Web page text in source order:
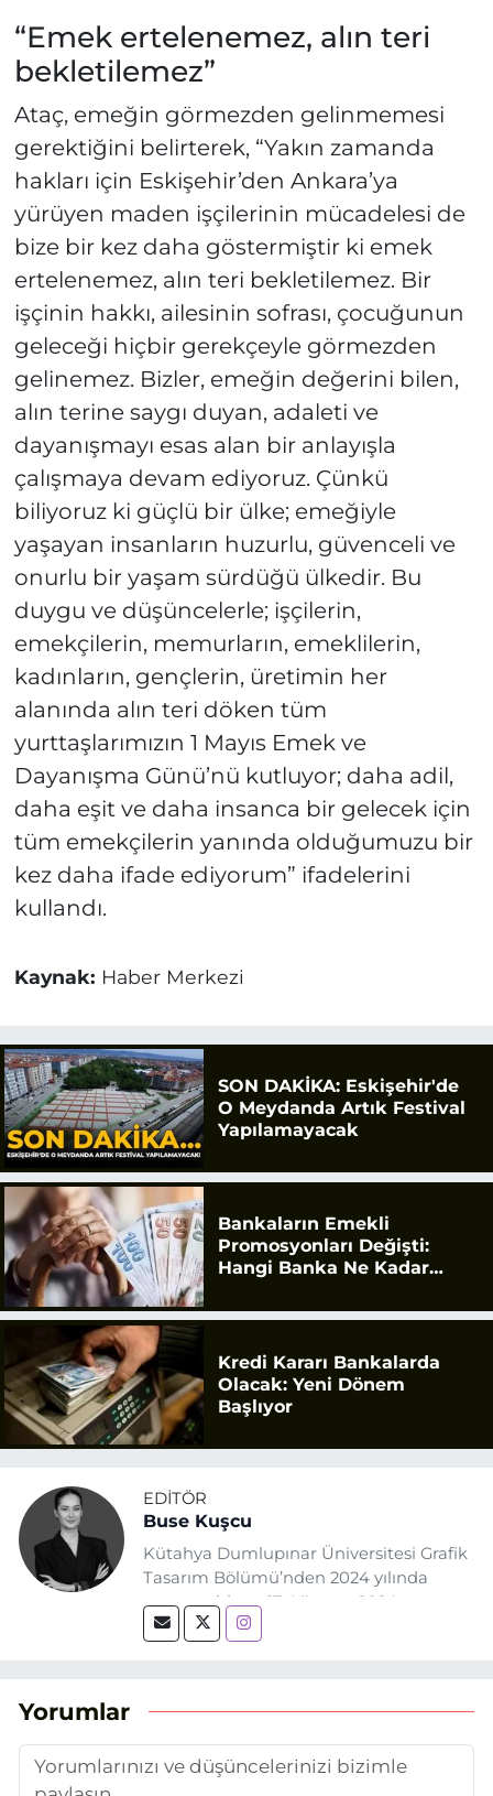
“Emek ertelenemez, alın teri
bekletilemez”
Ataç, emeğin görmezden gelinmemesi
gerektiğini belirterek, “Yakın zamanda
hakları için Eskişehir’den Ankara’ya
yürüyen maden işçilerinin mücadelesi de
bize bir kez daha göstermiştir ki emek
ertelenemez, alın teri bekletilemez. Bir
işçinin hakkı, ailesinin sofrası, çocuğunun
geleceği hiçbir gerekçeyle görmezden
gelinemez. Bizler, emeğin değerini bilen,
alın terine saygı duyan, adaleti ve
dayanışmayı esas alan bir anlayışla
çalışmaya devam ediyoruz. Çünkü
biliyoruz ki güçlü bir ülke; emeğiyle
yaşayan insanların huzurlu, güvenceli ve
onurlu bir yaşam sürdüğü ülkedir. Bu
duygu ve düşüncelerle; işçilerin,
emekçilerin, memurların, emeklilerin,
kadınların, gençlerin, üretimin her
alanında alın teri döken tüm
yurttaşlarımızın 1 Mayıs Emek ve
Dayanışma Günü’nü kutluyor; daha adil,
daha eşit ve daha insanca bir gelecek için
tüm emekçilerin yanında olduğumuzu bir
kez daha ifade ediyorum” ifadelerini
kullandı.
Kaynak: Haber Merkezi
SON DAKİKA: Eskişehir'de
O Meydanda Artık Festival
Yapılamayacak
Bankaların Emekli
Promosyonları Değişti:
Hangi Banka Ne Kadar
Kredi Kararı Bankalarda
Olacak: Yeni Dönem
Başlıyor
EDITÖR
Buse Kuşcu
Kütahya Dumlupınar Üniversitesi Grafik
Tasarım Bölümü’nden 2024 yılında
mezun oldum. 17 Ağustos 2024
tarihinde, Grafik Tasarım alanında staj
adım attım.
Yorumlar